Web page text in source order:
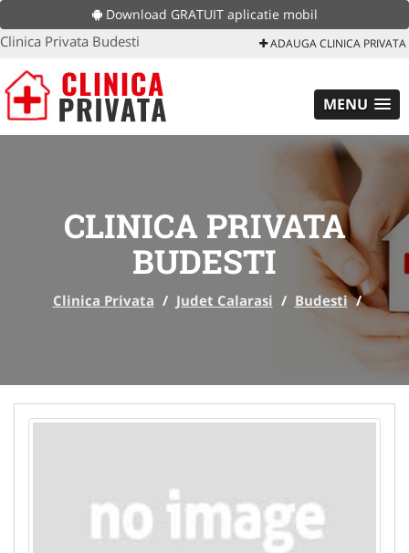
Download GRATUIT aplicatie mobil
Clinica Privata Budesti ADAUGA CLINICA PRIVATA
MENU
CLINICA PRIVATA
BUDESTI
Clinica Privata / Judet Calarasi / Budesti /